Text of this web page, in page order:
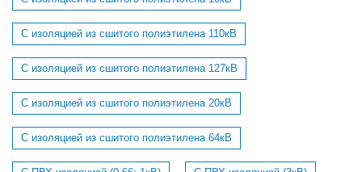
С изоляцией из сшитого полиэтилена 110кВ
С изоляцией из сшитого полиэтилена 127кВ
С изоляцией из сшитого полиэтилена 20кВ
С изоляцией из сшитого полиэтилена 64кВ